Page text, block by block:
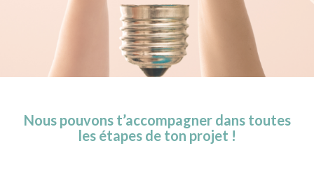
Nous pouvons t’accompagner dans toutes
les étapes de ton projet !